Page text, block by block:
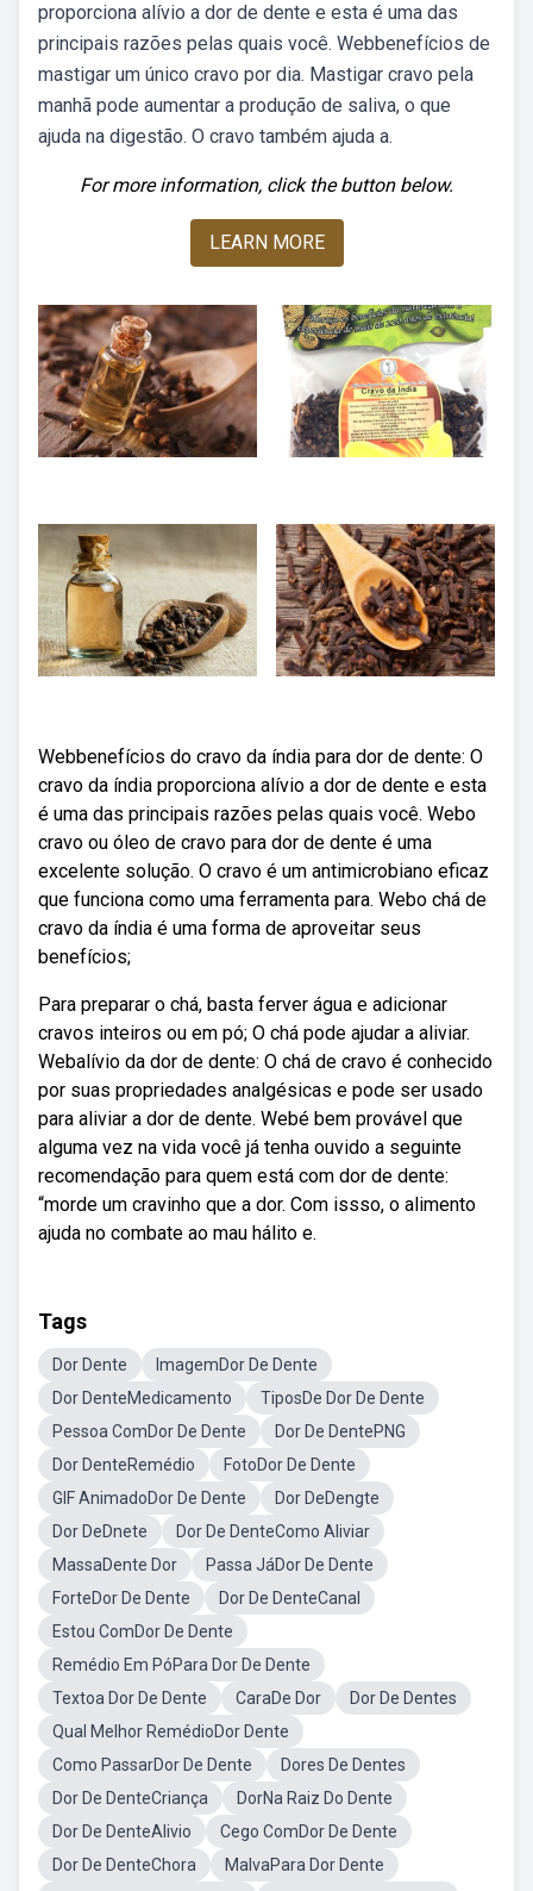
proporciona alívio a dor de dente e esta é uma das
principais razões pelas quais você. Webbenefícios de
mastigar um único cravo por dia. Mastigar cravo pela
manhã pode aumentar a produção de saliva, o que
ajuda na digestão. O cravo também ajuda a.
For more information, click the button below.
LEARN MORE
Webbenefícios do cravo da índia para dor de dente: O
cravo da índia proporciona alívio a dor de dente e esta
é uma das principais razões pelas quais você. Webo
cravo ou óleo de cravo para dor de dente é uma
excelente solução. O cravo é um antimicrobiano eficaz
que funciona como uma ferramenta para. Webo chá de
cravo da índia é uma forma de aproveitar seus
benefícios;
Para preparar o chá, basta ferver água e adicionar
cravos inteiros ou em pó; O chá pode ajudar a aliviar.
Webalívio da dor de dente: O chá de cravo é conhecido
por suas propriedades analgésicas e pode ser usado
para aliviar a dor de dente. Webé bem provável que
alguma vez na vida você já tenha ouvido a seguinte
recomendação para quem está com dor de dente:
“morde um cravinho que a dor. Com issso, o alimento
ajuda no combate ao mau hálito e.
Tags
Dor Dente
ImagemDor De Dente
Dor DenteMedicamento
TiposDe Dor De Dente
Pessoa ComDor De Dente
Dor De DentePNG
Dor DenteRemédio
FotoDor De Dente
GIF AnimadoDor De Dente
Dor DeDengte
Dor DeDnete
Dor De DenteComo Aliviar
MassaDente Dor
Passa JáDor De Dente
ForteDor De Dente
Dor De DenteCanal
Estou ComDor De Dente
Remédio Em PóPara Dor De Dente
Textoa Dor De Dente
CaraDe Dor
Dor De Dentes
Qual Melhor RemédioDor Dente
Como PassarDor De Dente
Dores De Dentes
Dor De DenteCriança
DorNa Raiz Do Dente
Dor De DenteAlivio
Cego ComDor De Dente
Dor De DenteChora
MalvaPara Dor Dente